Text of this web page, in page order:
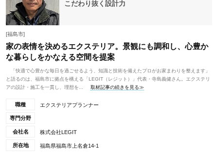
こだわり抜く設計力
[福島市]
家の表情を決めるエクステリア。景観にも調和し、心豊か
な暮らしをかなえる空間を提案
「快適で心豊かな毎日を過ごせるよう、知識と技術を備えたプロがお家まわりを整えます」
と語るのは、福島市に拠点を構える「LEGIT（レジット）」代表・寺島義健さん。エクステリ
アの設計・施工を一貫し、理想を...
取材記事の続きを見る≫
職種 エクステリアプランナー
専門分野
会社名 株式会社LEGIT
所在地 福島県福島市上名倉14-1